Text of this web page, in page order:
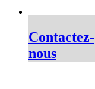
Contactez-
nous